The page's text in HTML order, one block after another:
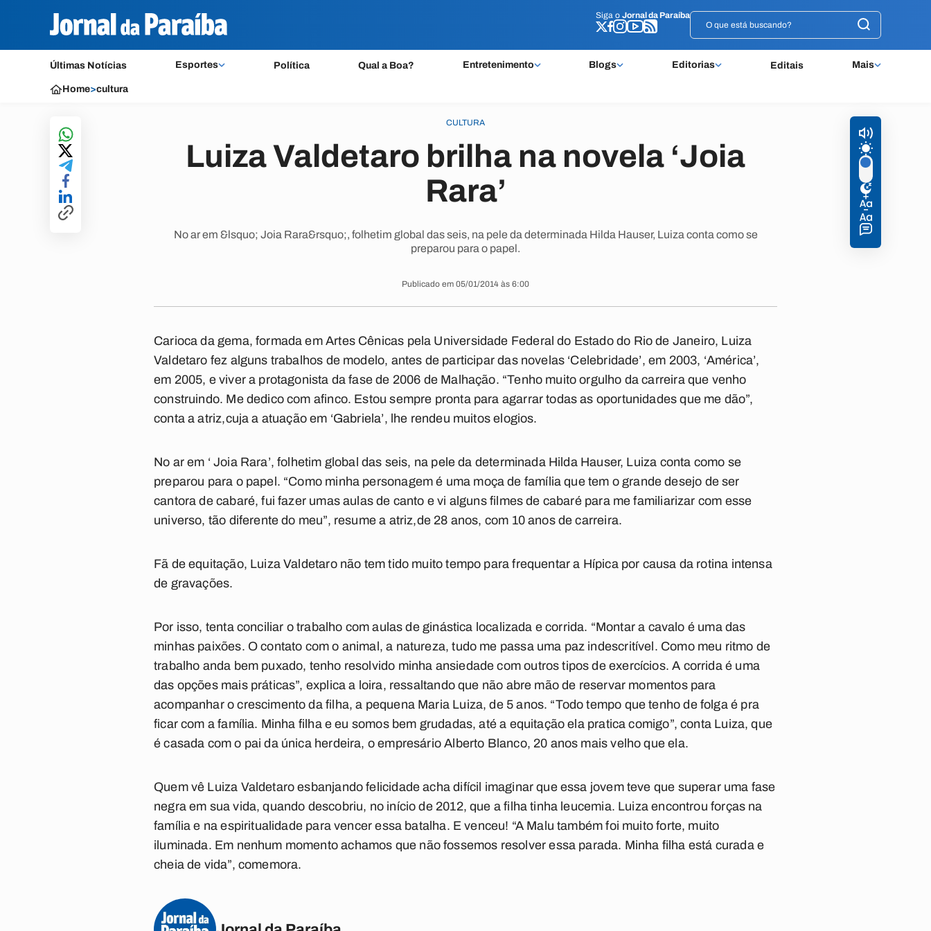
Siga o Jornal da Paraíba
Últimas Notícias Esportes Política Qual a Boa? Entretenimento Blogs Editorias Editais Mais
Siga o Jornal da Paraíba
Home>cultura
CULTURA
Luiza Valdetaro brilha na novela ‘Joia
Rara’
No ar em &lsquo; Joia Rara&rsquo;, folhetim global das seis, na pele da determinada Hilda Hauser, Luiza conta como se
preparou para o papel.
Publicado em 05/01/2014 às 6:00
Carioca da gema, formada em Artes Cênicas pela Universidade Federal do Estado do Rio de Janeiro, Luiza
Valdetaro fez alguns trabalhos de modelo, antes de participar das novelas ‘Celebridade’, em 2003, ‘América’,
em 2005, e viver a protagonista da fase de 2006 de Malhação. “Tenho muito orgulho da carreira que venho
construindo. Me dedico com afinco. Estou sempre pronta para agarrar todas as oportunidades que me dão”,
conta a atriz,cuja a atuação em ‘Gabriela’, lhe rendeu muitos elogios.
No ar em ‘ Joia Rara’, folhetim global das seis, na pele da determinada Hilda Hauser, Luiza conta como se
preparou para o papel. “Como minha personagem é uma moça de família que tem o grande desejo de ser
cantora de cabaré, fui fazer umas aulas de canto e vi alguns filmes de cabaré para me familiarizar com esse
universo, tão diferente do meu”, resume a atriz,de 28 anos, com 10 anos de carreira.
Fã de equitação, Luiza Valdetaro não tem tido muito tempo para frequentar a Hípica por causa da rotina intensa
de gravações.
Por isso, tenta conciliar o trabalho com aulas de ginástica localizada e corrida. “Montar a cavalo é uma das
minhas paixões. O contato com o animal, a natureza, tudo me passa uma paz indescritível. Como meu ritmo de
trabalho anda bem puxado, tenho resolvido minha ansiedade com outros tipos de exercícios. A corrida é uma
das opções mais práticas”, explica a loira, ressaltando que não abre mão de reservar momentos para
acompanhar o crescimento da filha, a pequena Maria Luiza, de 5 anos. “Todo tempo que tenho de folga é pra
ficar com a família. Minha filha e eu somos bem grudadas, até a equitação ela pratica comigo”, conta Luiza, que
é casada com o pai da única herdeira, o empresário Alberto Blanco, 20 anos mais velho que ela.
Quem vê Luiza Valdetaro esbanjando felicidade acha difícil imaginar que essa jovem teve que superar uma fase
negra em sua vida, quando descobriu, no início de 2012, que a filha tinha leucemia. Luiza encontrou forças na
família e na espiritualidade para vencer essa batalha. E venceu! “A Malu também foi muito forte, muito
iluminada. Em nenhum momento achamos que não fossemos resolver essa parada. Minha filha está curada e
cheia de vida”, comemora.